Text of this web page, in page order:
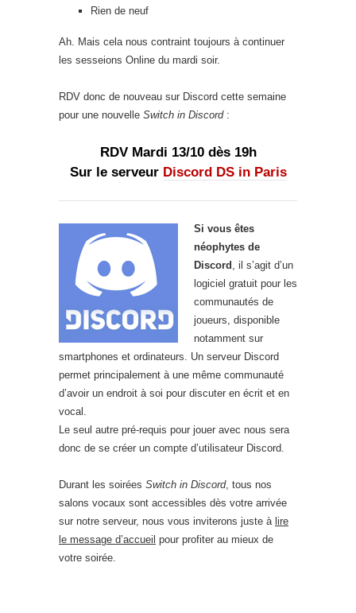
Rien de neuf
Ah. Mais cela nous contraint toujours à continuer
les sesseions Online du mardi soir.
RDV donc de nouveau sur Discord cette semaine
pour une nouvelle Switch in Discord:
RDV Mardi 13/10 dès 19h
Sur le serveur Discord DS in Paris
Si vous êtes
néophytes de
Discord
, il s’agit d’un
logiciel gratuit pour les
communautés de
joueurs, disponible
notamment sur
smartphones et ordinateurs. Un serveur Discord
permet principalement à une même communauté
d’avoir un endroit à soi pour discuter en écrit et en
vocal.
Le seul autre pré-requis pour jouer avec nous sera
donc de se créer un compte d’utilisateur Discord.
Durant les soirées Switch in Discord, tous nos
salons vocaux sont accessibles dès votre arrivée
sur notre serveur, nous vous inviterons juste à lire
le message d’accueil pour profiter au mieux de
votre soirée.